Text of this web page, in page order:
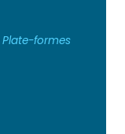
Plate-formes